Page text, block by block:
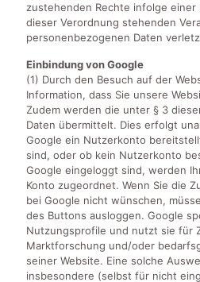
zustehenden Rechte infolge einer
dieser Verordnung stehenden
personenbezogenen Daten
Einbindung von Google
(1) Durch den Besuch auf der
Information, dass Sie unsere
Zudem werden die unter § 3
Daten übermittelt. Dies erfolgt
Google ein Nutzerkonto
sind, oder ob kein Nutzerkonto
Google eingeloggt sind, werden
Konto zugeordnet. Wenn Sie die
bei Google nicht wünschen,
des Buttons ausloggen. Google
Nutzungsprofile und nutzt sie für
Marktforschung und/oder
seiner Website. Eine solche
insbesondere (selbst für nicht